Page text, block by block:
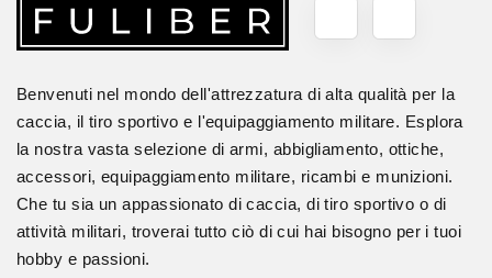
Benvenuti nel mondo dell'attrezzatura di alta qualità per la
caccia, il tiro sportivo e l'equipaggiamento militare. Esplora
la nostra vasta selezione di armi, abbigliamento, ottiche,
accessori, equipaggiamento militare, ricambi e munizioni.
Che tu sia un appassionato di caccia, di tiro sportivo o di
attività militari, troverai tutto ciò di cui hai bisogno per i tuoi
hobby e passioni.